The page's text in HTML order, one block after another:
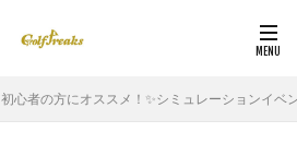
初心者の方にオススメ！✨シミュレーションイベ